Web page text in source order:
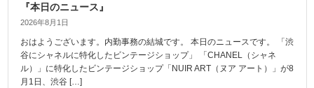
『本日のニュース』
2026年8月1日
おはようございます。内勤事務の結城です。 本日のニュースです。 「渋
谷にシャネルに特化したビンテージショップ」 「CHANEL（シャネ
ル）」に特化したビンテージショップ「NUIR ART（ヌア アート）」が8
月1日、渋谷 […]